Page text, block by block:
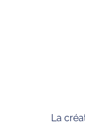
La